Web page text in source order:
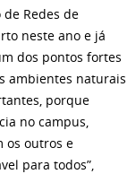
Redes de
neste ano e já
dos pontos fortes
ambientes naturais
porque
no campus,
os outros e
para todos”,